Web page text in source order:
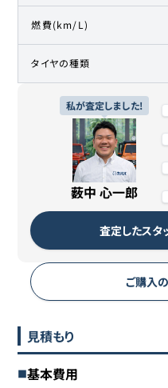
燃費(km/L)
タイヤの種類
私が査定しました!
薮中 心一郎
査定したスタ
ご購入
見積もり
基本費用